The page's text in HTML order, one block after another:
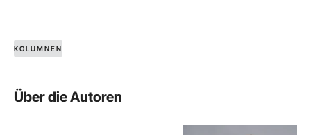
KOLUMNEN
Über die Autoren